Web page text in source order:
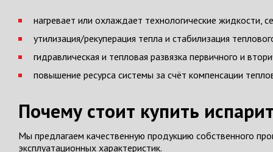
нагревает или охлаждает технологические жидкости,
утилизация/рекуперация тепла и стабилизация
гидравлическая и тепловая развязка первичного и
повышение ресурса системы за счёт компенсации
Почему стоит купить
Мы предлагаем качественную продукцию собственного
эксплуатационных характеристик.